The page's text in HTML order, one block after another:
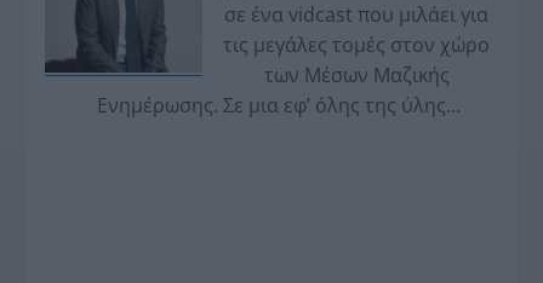
σε ένα vidcast που μιλάει για
τις μεγάλες τομές στον χώρο
των Μέσων Μαζικής
Ενημέρωσης. Σε μια εφ’ όλης της ύλης